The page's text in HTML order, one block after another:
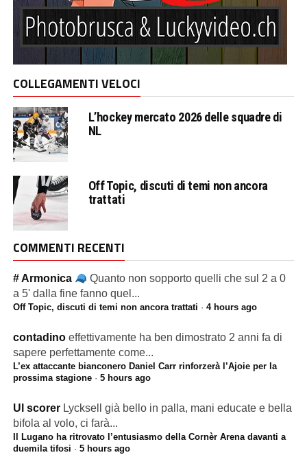
COLLEGAMENTI VELOCI
L’hockey mercato 2026 delle squadre di
NL
Off Topic, discuti di temi non ancora
trattati
COMMENTI RECENTI
# Armonica
Quanto non sopporto quelli che sul 2 a 0
a 5' dalla fine fanno quel...
Off Topic, discuti di temi non ancora trattati · 4 hours ago
contadino effettivamente ha ben dimostrato 2 anni fa di
sapere perfettamente come...
L’ex attaccante bianconero Daniel Carr rinforzerà l’Ajoie per la
prossima stagione· 5 hours ago
Ul scorer Lycksell già bello in palla, mani educate e bella
bifola al volo, ci farà...
Il Lugano ha ritrovato l’entusiasmo della Cornèr Arena davanti a
duemila tifosi · 5 hours ago